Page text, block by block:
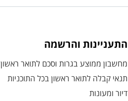
התעניינות והרשמה
מחשבון ממוצע בגרות וסכם לתואר ראשון
תנאי קבלה לתואר ראשון בכל התוכניות
דיור ומעונות